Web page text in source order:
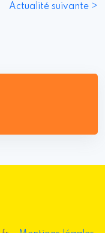
Actualité suivante >